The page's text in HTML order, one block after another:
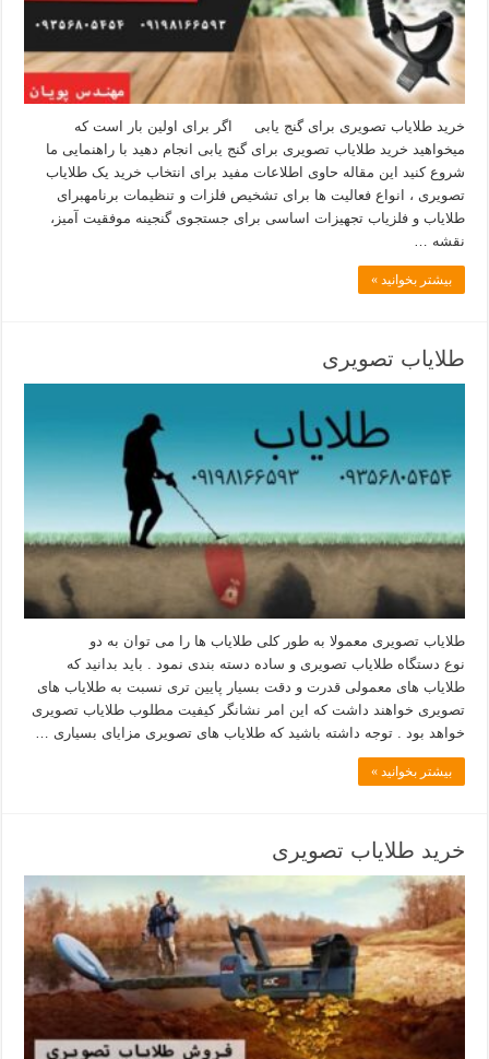
خرید طلایاب تصویری برای گنج یابی اگر برای اولین بار است که
میخواهید خرید طلایاب تصویری برای گنج یابی انجام دهید با راهنمایی ما
شروع کنید این مقاله حاوی اطلاعات مفید برای انتخاب خرید یک طلایاب
تصویری ، انواع فعالیت ها برای تشخیص فلزات و تنظیمات برنامهبرای
طلایاب و فلزیاب تجهیزات اساسی برای جستجوی گنجینه موفقیت آمیز،
نقشه …
بیشتر بخوانید »
طلایاب تصویری
طلایاب تصویری معمولا به طور کلی طلایاب ها را می توان به دو
نوع دستگاه طلایاب تصویری و ساده دسته بندی نمود . باید بدانید که
طلایاب های معمولی قدرت و دقت بسیار پایین تری نسبت به طلایاب های
تصویری خواهند داشت که این امر نشانگر کیفیت مطلوب طلایاب تصویری
خواهد بود . توجه داشته باشید که طلایاب های تصویری مزایای بسیاری …
بیشتر بخوانید »
خرید طلایاب تصویری